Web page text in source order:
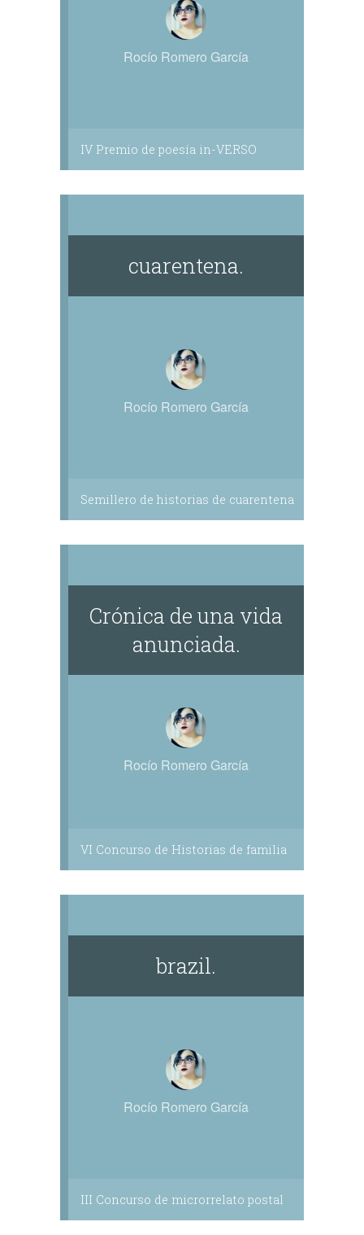
Rocío Romero García
IV Premio de poesía in-VERSO
cuarentena.
Rocío Romero García
Semillero de historias de cuarentena
Crónica de una vida
anunciada.
Rocío Romero García
VI Concurso de Historias de familia
brazil.
Rocío Romero García
III Concurso de microrrelato postal